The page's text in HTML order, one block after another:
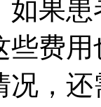
如果
些费
况，